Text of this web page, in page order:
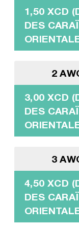
1,50 XCD
DES
2
3,00 XCD
DES
3
4,50 XCD
DES